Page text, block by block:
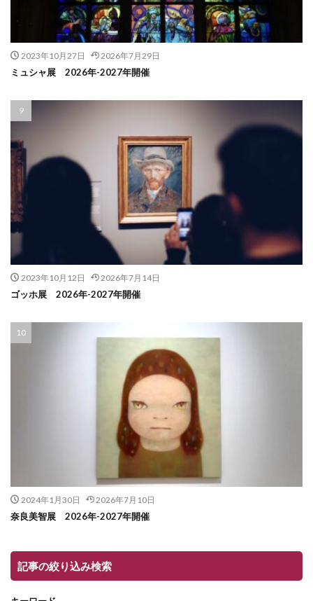
2023年10月27日 2026年7月29日
ミュシャ展 2026年-2027年開催
2023年10月12日 2026年7月14日
ゴッホ展 2026年-2027年開催
2024年1月30日 2026年7月10日
奈良美智展 2026年-2027年開催
記事の絞り込み検索